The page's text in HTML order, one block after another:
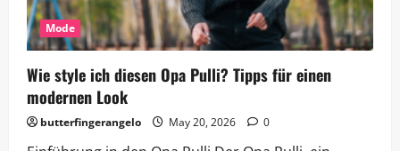
Mode
Wie style ich diesen Opa Pulli? Tipps für einen
modernen Look
butterfingerangelo May 20, 2026 0